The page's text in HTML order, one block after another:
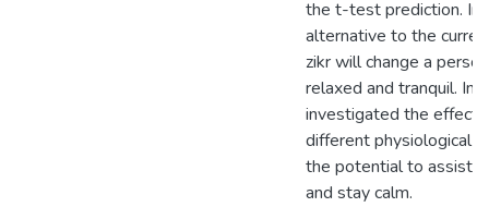
the t-test prediction. In
alternative to the
zikr will change a
relaxed and tranquil. In
investigated the
different physiological
the potential to assist
and stay calm.